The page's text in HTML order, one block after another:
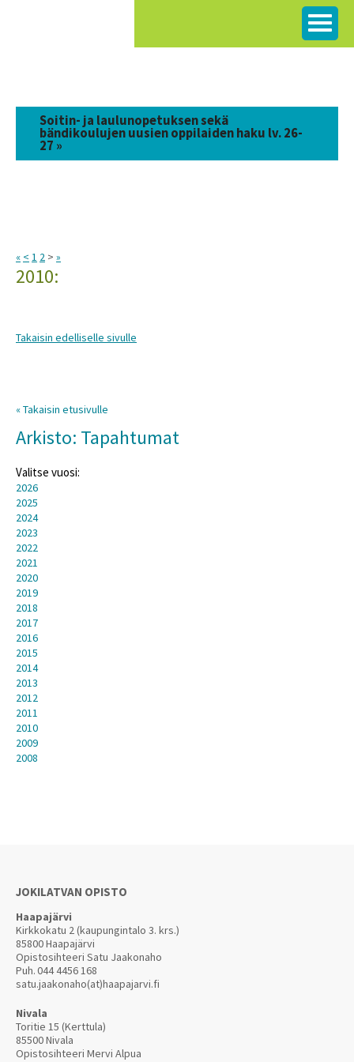
Soitin- ja laulunopetuksen sekä
bändikoulujen uusien oppilaiden haku lv. 26-
27 »
« < 1 2 > »
2010:
Takaisin edelliselle sivulle
« Takaisin etusivulle
Arkisto: Tapahtumat
Valitse vuosi:
2026
2025
2024
2023
2022
2021
2020
2019
2018
2017
2016
2015
2014
2013
2012
2011
2010
2009
2008
JOKILATVAN OPISTO
Haapajärvi
Kirkkokatu 2 (kaupungintalo 3. krs.)
85800 Haapajärvi
Opistosihteeri Satu Jaakonaho
Puh.044 4456 168
satu.jaakonaho(at)haapajarvi.fi
Nivala
Toritie 15 (Kerttula)
85500 Nivala
Opistosihteeri Mervi Alpua